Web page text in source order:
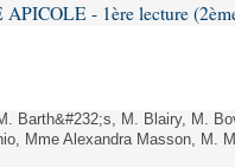
- 1ère lecture
Barth&#232;s, M. Blairy, M.
Mme Alexandra Masson, M.